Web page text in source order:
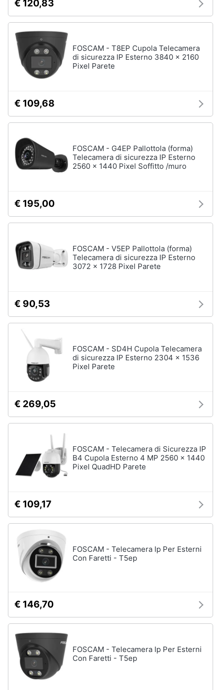
€ 120,83
FOSCAM - T8EP Cupola Telecamera
di sicurezza IP Esterno 3840 x 2160
Pixel Parete
€ 109,68
FOSCAM - G4EP Pallottola (forma)
Telecamera di sicurezza IP Esterno
2560 x 1440 Pixel Soffitto /muro
€ 195,00
FOSCAM - V5EP Pallottola (forma)
Telecamera di sicurezza IP Esterno
3072 x 1728 Pixel Parete
€ 90,53
FOSCAM - SD4H Cupola Telecamera
di sicurezza IP Esterno 2304 x 1536
Pixel Parete
€ 269,05
FOSCAM - Telecamera di Sicurezza IP
B4 Cupola Esterno 4 MP 2560 x 1440
Pixel QuadHD Parete
€ 109,17
FOSCAM - Telecamera Ip Per Esterni
Con Faretti - T5ep
€ 146,70
FOSCAM - Telecamera Ip Per Esterni
Con Faretti - T5ep